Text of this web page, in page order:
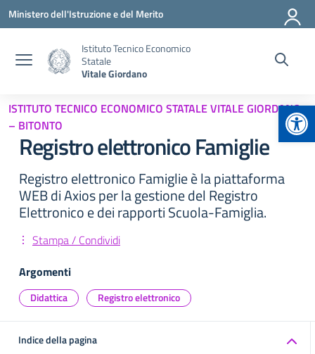
Vai ai contenuti
Vai al menu di navigazione
Vai al footer
Ministero dell'Istruzione e del Merito
Istituto Tecnico Economico
Statale
Vitale Giordano
ISTITUTO TECNICO ECONOMICO STATALE VITALE GIORDANO
– BITONTO
Registro elettronico Famiglie
Registro elettronico Famiglie è la piattaforma
WEB di Axios per la gestione del Registro
Elettronico e dei rapporti Scuola-Famiglia.
Stampa / Condividi
Argomenti
Didattica Registro elettronico
Indice della pagina